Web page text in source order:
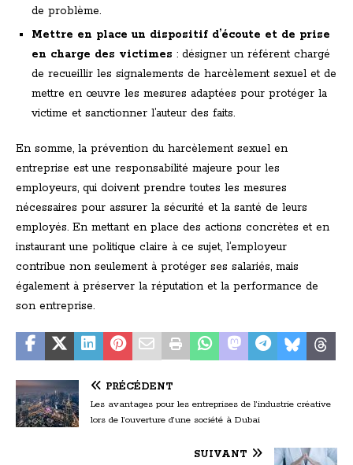
de problème.
Mettre en place un dispositif d’écoute et de prise
en charge des victimes : désigner un référent chargé
de recueillir les signalements de harcèlement sexuel et de
mettre en œuvre les mesures adaptées pour protéger la
victime et sanctionner l’auteur des faits.
En somme, la prévention du harcèlement sexuel en
entreprise est une responsabilité majeure pour les
employeurs, qui doivent prendre toutes les mesures
nécessaires pour assurer la sécurité et la santé de leurs
employés. En mettant en place des actions concrètes et en
instaurant une politique claire à ce sujet, l’employeur
contribue non seulement à protéger ses salariés, mais
également à préserver la réputation et la performance de
son entreprise.
PRÉCÉDENT
Les avantages pour les entreprises de l’industrie créative
lors de l’ouverture d’une société à Dubai
SUIVANT